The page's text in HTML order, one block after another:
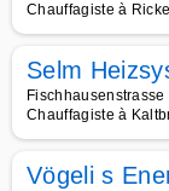
Chauffagiste à
Selm
Chauffagiste à
Vögeli s